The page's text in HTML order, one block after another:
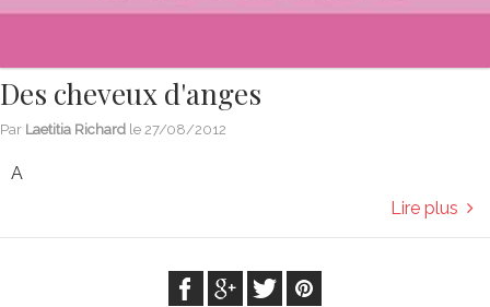
Des cheveux d'anges
Par Laetitia Richard le 27/08/2012
A
Lire plus